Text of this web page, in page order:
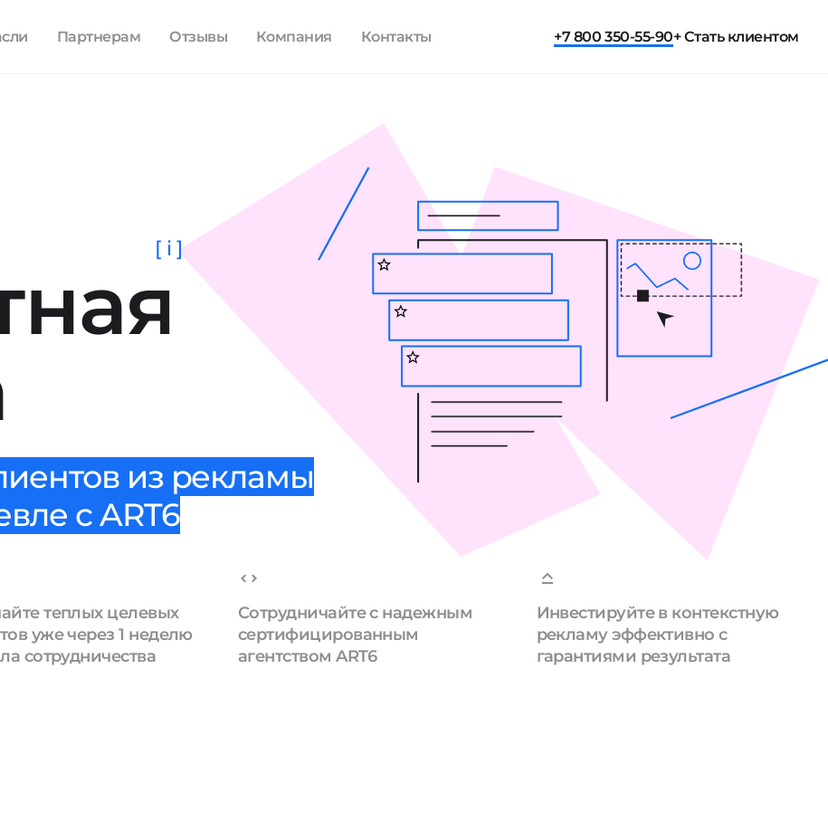
Партнерам Отзывы Компания Контакты +7 800 350-55-90+ Стать клиентом
[ i ]
из рекламы
с ART6
теплых целевых
уже через 1 неделю
сотрудничества
Сотрудничайте с надежным
сертифицированным
агентством ART6
Инвестируйте в контекстную
рекламу эффективно с
гарантиями результата